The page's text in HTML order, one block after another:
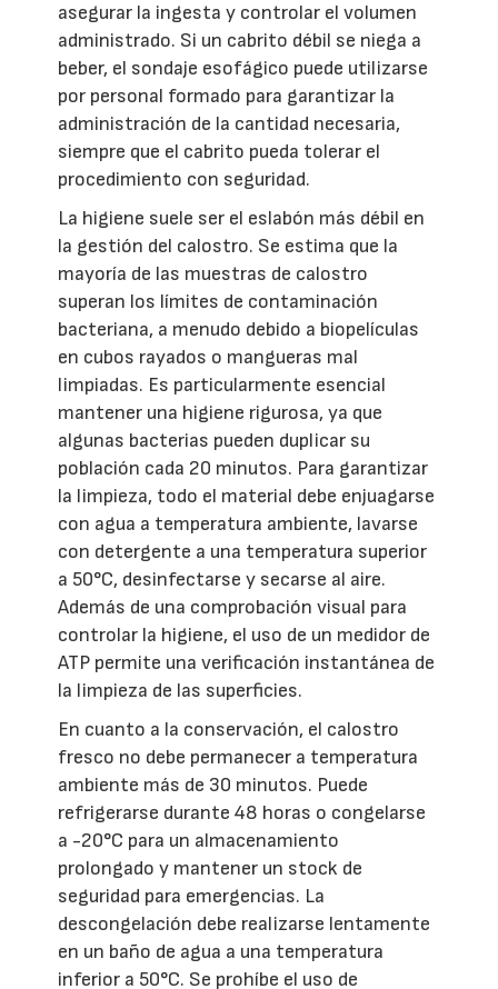
asegurar la ingesta y controlar el volumen
administrado. Si un cabrito débil se niega a
beber, el sondaje esofágico puede utilizarse
por personal formado para garantizar la
administración de la cantidad necesaria,
siempre que el cabrito pueda tolerar el
procedimiento con seguridad.
La higiene suele ser el eslabón más débil en
la gestión del calostro. Se estima que la
mayoría de las muestras de calostro
superan los límites de contaminación
bacteriana, a menudo debido a biopelículas
en cubos rayados o mangueras mal
limpiadas. Es particularmente esencial
mantener una higiene rigurosa, ya que
algunas bacterias pueden duplicar su
población cada 20 minutos. Para garantizar
la limpieza, todo el material debe enjuagarse
con agua a temperatura ambiente, lavarse
con detergente a una temperatura superior
a 50°C, desinfectarse y secarse al aire.
Además de una comprobación visual para
controlar la higiene, el uso de un medidor de
ATP permite una verificación instantánea de
la limpieza de las superficies.
En cuanto a la conservación, el calostro
fresco no debe permanecer a temperatura
ambiente más de 30 minutos. Puede
refrigerarse durante 48 horas o congelarse
a -20°C para un almacenamiento
prolongado y mantener un stock de
seguridad para emergencias. La
descongelación debe realizarse lentamente
en un baño de agua a una temperatura
inferior a 50°C. Se prohíbe el uso de